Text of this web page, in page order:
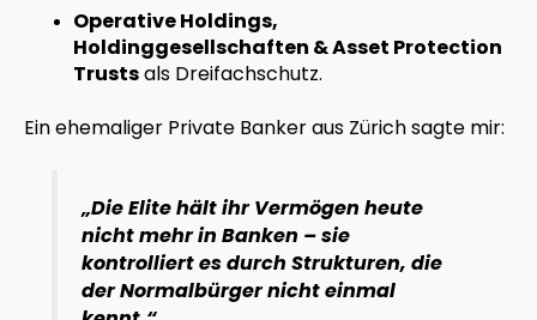
Operative Holdings,
Holdinggesellschaften & Asset Protection
Trustsals Dreifachschutz.
Ein ehemaliger Private Banker aus Zürich sagte mir:
„Die Elite hält ihr Vermögen heute
nicht mehr in Banken – sie
kontrolliert es durch Strukturen, die
der Normalbürger nicht einmal